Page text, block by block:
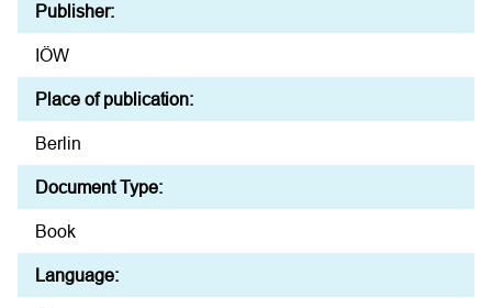
Publisher:
IÖW
Place of publication:
Berlin
Document Type:
Book
Language: